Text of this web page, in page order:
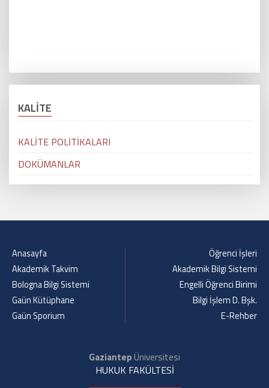
KALİTE
KALİTE POLİTİKALARI
DOKÜMANLAR
Anasayfa
Akademik Takvim
Bologna Bilgi Sistemi
Gaün Kütüphane
Gaün Sporium
Öğrenci İşleri
Akademik Bilgi Sistemi
Engelli Öğrenci Birimi
Bilgi İşlem D. Bşk.
E-Rehber
GaziantepÜniversitesi
HUKUK FAKÜLTESİ